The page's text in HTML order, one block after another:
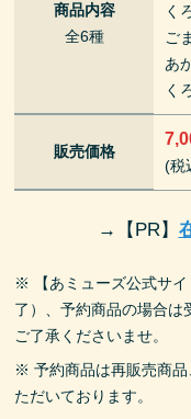
商品内容
全6種
く
ご
あ
く
販売価格
(税
→ 【PR】
※ 【あミューズ公式サ
了）、予約商品の場合は
ご了承くださいませ。
※ 予約商品は再販売商
ただいております。